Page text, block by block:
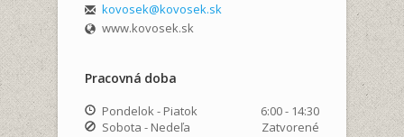
kovosek@kovosek.sk
www.kovosek.sk
Pracovná doba
Pondelok - Piatok
6:00 - 14:30
Sobota - Nedeľa
Zatvorené